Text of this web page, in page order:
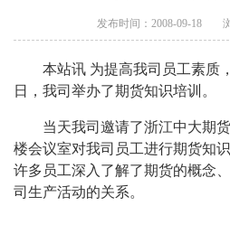
发布时间：2008-09-18
本站讯 为提高我司员工素质
日，我司举办了期货知识培训。
当天我司邀请了浙江中大期
楼会议室对我司员工进行期货知
许多员工深入了解了期货的概念
司生产活动的关系。